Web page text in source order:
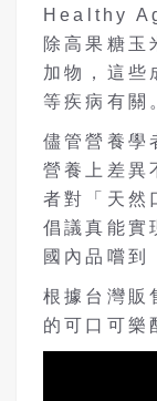
Healthy
除高果糖玉
加物，這些
等疾病有關
儘管營養學
營養上差異
者對「天然
倡議真能實
國內品嚐到
根據台灣販
的可口可樂